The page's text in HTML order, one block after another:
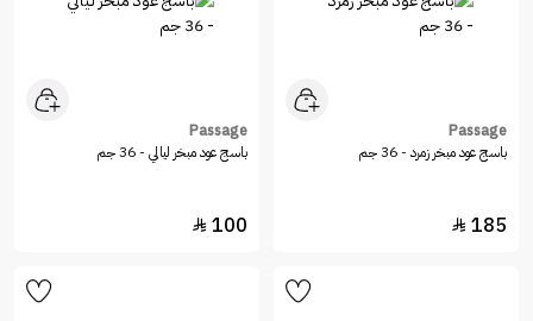
Passage
باسج عود مبخر زمرد - 36 جم
185

Passage
باسج عود مبخر ليالي - 36 جم
100
